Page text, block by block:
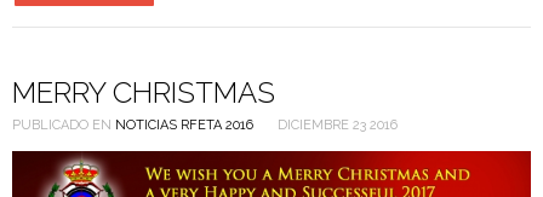
MERRY CHRISTMAS
PUBLICADO EN NOTICIAS RFETA 2016 DICIEMBRE 23 2016